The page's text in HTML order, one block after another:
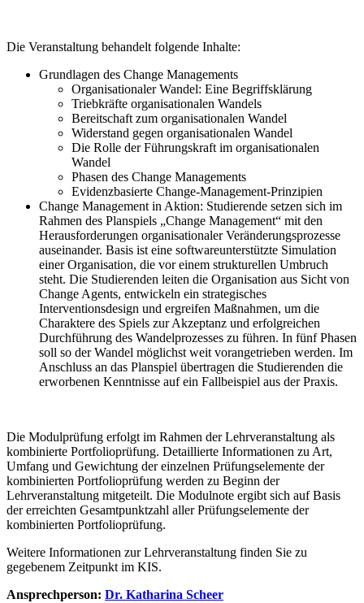
Die Veranstaltung behandelt folgende Inhalte:
Grundlagen des Change Managements
Organisationaler Wandel: Eine Begriffsklärung
Triebkräfte organisationalen Wandels
Bereitschaft zum organisationalen Wandel
Widerstand gegen organisationalen Wandel
Die Rolle der Führungskraft im organisationalen
Wandel
Phasen des Change Managements
Evidenzbasierte Change-Management-Prinzipien
Change Management in Aktion: Studierende setzen sich im
Rahmen des Planspiels „Change Management“ mit den
Herausforderungen organisationaler Veränderungsprozesse
auseinander. Basis ist eine softwareunterstützte Simulation
einer Organisation, die vor einem strukturellen Umbruch
steht. Die Studierenden leiten die Organisation aus Sicht von
Change Agents, entwickeln ein strategisches
Interventionsdesign und ergreifen Maßnahmen, um die
Charaktere des Spiels zur Akzeptanz und erfolgreichen
Durchführung des Wandelprozesses zu führen. In fünf Phasen
soll so der Wandel möglichst weit vorangetrieben werden. Im
Anschluss an das Planspiel übertragen die Studierenden die
erworbenen Kenntnisse auf ein Fallbeispiel aus der Praxis.
Die Modulprüfung erfolgt im Rahmen der Lehrveranstaltung als
kombinierte Portfolioprüfung. Detaillierte Informationen zu Art,
Umfang und Gewichtung der einzelnen Prüfungselemente der
kombinierten Portfolioprüfung werden zu Beginn der
Lehrveranstaltung mitgeteilt. Die Modulnote ergibt sich auf Basis
der erreichten Gesamtpunktzahl aller Prüfungselemente der
kombinierten Portfolioprüfung.
Weitere Informationen zur Lehrveranstaltung finden Sie zu
gegebenem Zeitpunkt im KIS.
Ansprechperson: Dr. Katharina Scheer